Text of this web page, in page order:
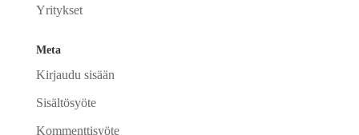
Yritykset
Meta
Kirjaudu sisään
Sisältösyöte
Kommenttisyöte